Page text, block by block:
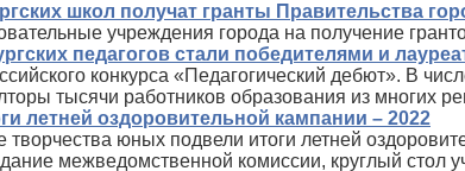
школ получат гранты Правительства
учреждения города на получение
педагогов стали победителями и
конкурса «Педагогический дебют». В
тысячи работников образования из многих
летней оздоровительной кампании – 2022
творчества юных подвели итоги летней
межведомственной комиссии, круглый стол